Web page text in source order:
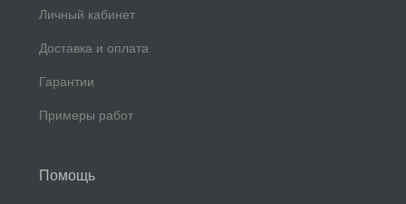
Личный кабинет
Доставка и оплата
Гарантии
Примеры работ
Помощь